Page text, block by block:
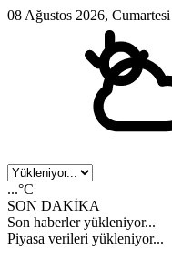
08 Ağustos 2026, Cumartesi
...°C
SON DAKİKA
Son haberler yükleniyor...
Piyasa verileri yükleniyor...